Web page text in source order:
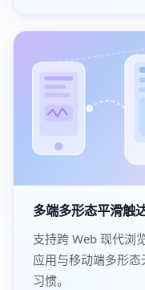
多端多形态平滑触
支持跨 Web 现代浏
应用与移动端多形
习惯。